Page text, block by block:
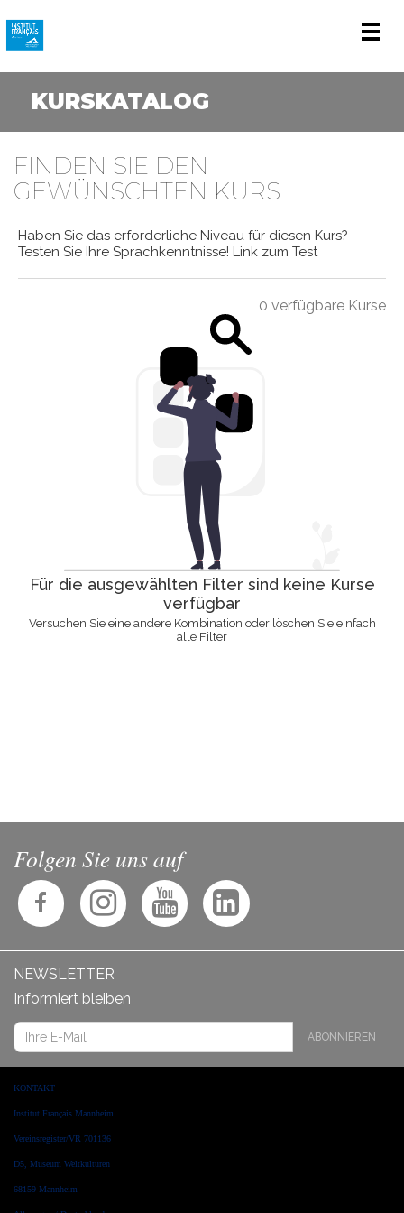
KURSKATALOG
FINDEN SIE DEN
GEWÜNSCHTEN KURS
Haben Sie das erforderliche Niveau für diesen Kurs?
Testen Sie Ihre Sprachkenntnisse! Link zum Test
0 verfügbare Kurse
Für die ausgewählten Filter sind keine Kurse
verfügbar
Versuchen Sie eine andere Kombination oder löschen Sie einfach
alle Filter
Folgen Sie uns auf
NEWSLETTER
Informiert bleiben
ABONNIEREN
KONTAKT
Institut Français Mannheim
Vereinsregister/VR 701136
D5, Museum Weltkulturen
68159 Mannheim